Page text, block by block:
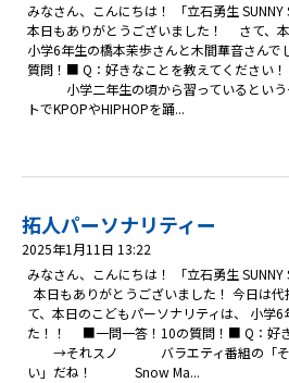
みなさん、こんにちは！ 「立石勇生 SUNNY
本日もありがとうございました！ さて、
小学6年生の橋本茉歩さんと木間華音さん
質問！■ Q：好きなことを教えてくださ
小学二年生の頃から習っていると
トでKPOPやHIPHOPを踊...
拓人パーソナリティー
2025年1月11日 13:22
みなさん、こんにちは！ 「立石勇生 SUNNY
本日もありがとうございました！ 今日は
て、本日のこどもパーソナリティは、 小学
た！！ ■一問一答！10の質問！■ Q：好き
→それスノ バラエティ番組の「それ
い」だね！ Snow Ma...